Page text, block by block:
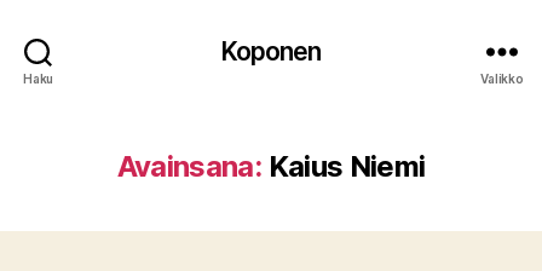
Haku
Koponen
Valikko
Avainsana: Kaius Niemi